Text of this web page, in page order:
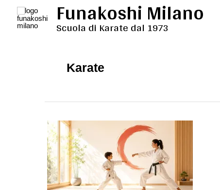
contenuto
Funakoshi Milano
Scuola di Karate dal 1973
Karate